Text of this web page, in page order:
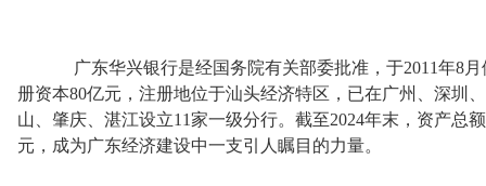
广东华兴银行是经国务院有关部委批准，于2011年8月
册资本80亿元，注册地位于汕头经济特区，已在广州、深圳
山、肇庆、湛江设立11家一级分行。截至2024年末，资产总
元，成为广东经济建设中一支引人瞩目的力量。